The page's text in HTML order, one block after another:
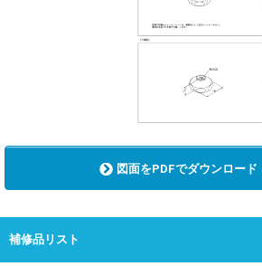
図面をPDFでダウンロード
補修品リスト